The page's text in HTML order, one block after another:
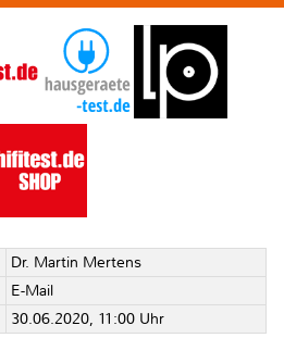
Dr. Martin Mertens
E-Mail
30.06.2020, 11:00 Uhr